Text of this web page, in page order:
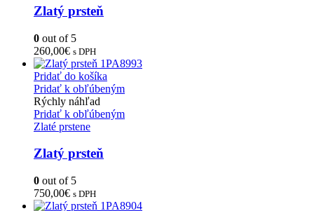
Zlatý prsteň
0 out of 5
260,00€ s DPH
Pridať do košíka
Pridať k obľúbeným
Rýchly náhľad
Pridať k obľúbeným
Zlaté prstene
Zlatý prsteň
0 out of 5
750,00€ s DPH